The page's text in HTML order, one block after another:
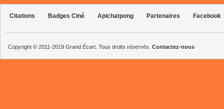
Citations Badges Ciné Apichatpong Partenaires Facebook
Copyright © 2011-2019 Grand Écart. Tous droits réservés. Contactez-nous